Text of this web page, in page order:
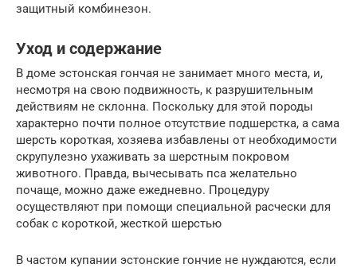
защитный комбинезон.
Уход и содержание
В доме эстонская гончая не занимает много места, и,
несмотря на свою подвижность, к разрушительным
действиям не склонна. Поскольку для этой породы
характерно почти полное отсутствие подшерстка, а сама
шерсть короткая, хозяева избавлены от необходимости
скрупулезно ухаживать за шерстным покровом
животного. Правда, вычесывать пса желательно
почаще, можно даже ежедневно. Процедуру
осуществляют при помощи специальной расчески для
собак с короткой, жесткой шерстью
В частом купании эстонские гончие не нуждаются, если